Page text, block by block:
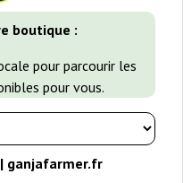
boutique :
pour parcourir les
pour vous.
ganjafarmer.fr
de Cannabis Super